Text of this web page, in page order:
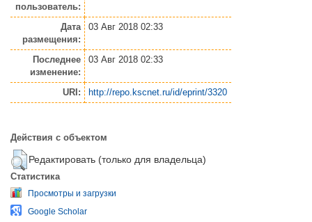
пользователь:
Дата
размещения:
03 Авг 2018 02:33
Последнее
изменение:
03 Авг 2018 02:33
URI: http://repo.kscnet.ru/id/eprint/3320
Действия с объектом
Редактировать (только для владельца)
Статистика
Просмотры и загрузки
Google Scholar